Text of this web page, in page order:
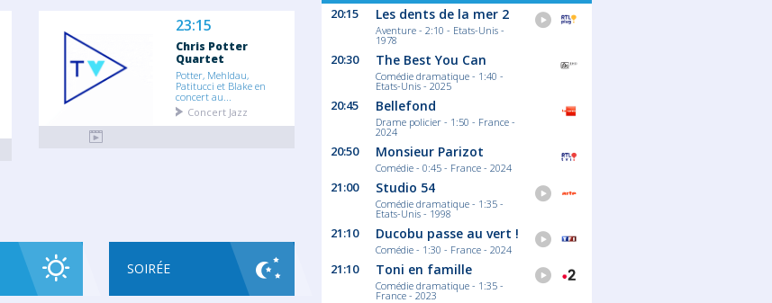
23:15
Chris Potter
Quartet
Potter, Mehldau,
Patitucci et Blake en
concert au...
Concert Jazz
SOIRÉE
20:15 Les dents de la mer 2
Aventure - 2:10 - Etats-Unis -
1978
20:30 The Best You Can
Comédie dramatique - 1:40 -
Etats-Unis - 2025
20:45 Bellefond
Drame policier - 1:50 - France -
2024
20:50 Monsieur Parizot
Comédie - 0:45 - France - 2024
21:00 Studio 54
Comédie dramatique - 1:35 -
Etats-Unis - 1998
21:10 Ducobu passe au vert !
Comédie - 1:30 - France - 2024
21:10 Toni en famille
Comédie dramatique - 1:35 -
France - 2023